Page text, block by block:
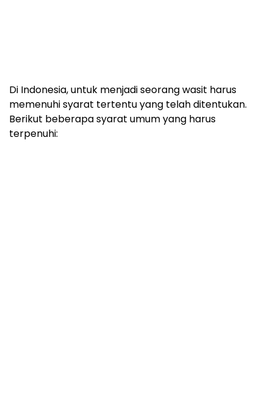
Di Indonesia, untuk menjadi seorang wasit harus
memenuhi syarat tertentu yang telah ditentukan.
Berikut beberapa syarat umum yang harus
terpenuhi: